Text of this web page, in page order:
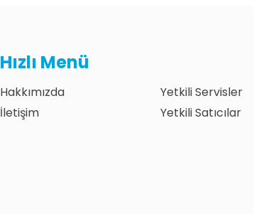
Hızlı Menü
Hakkımızda
Yetkili Servisler
İletişim
Yetkili Satıcılar